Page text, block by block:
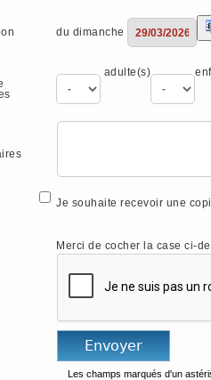
du dimanche
adulte(s)
Je souhaite recevoir une
Merci de cocher la case ci-
Les champs marqués d'un